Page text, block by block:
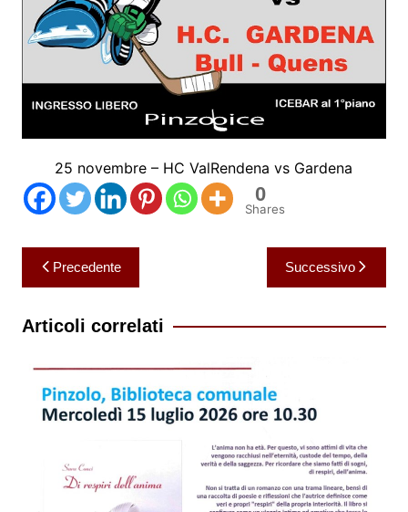
25 novembre – HC ValRendena vs Gardena
0
Shares
Navigazione
articoli
Precedente Successivo
Articoli correlati